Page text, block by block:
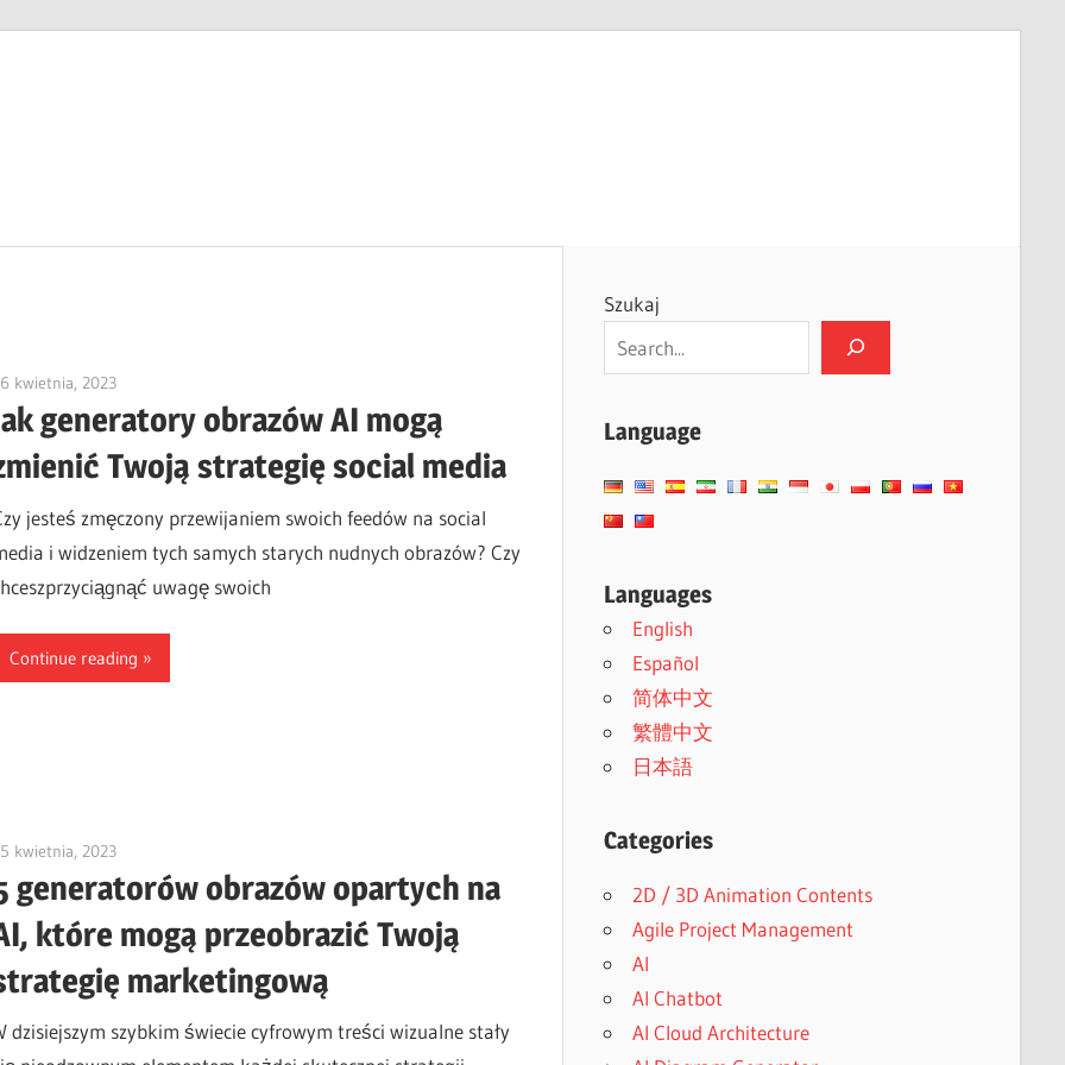
kwietnia, 2023
generatory obrazów AI mogą
Twoją strategię social media
jesteś zmęczony przewijaniem swoich feedów na social
i widzeniem tych samych starych nudnych obrazów? Czy
uwagę swoich
Continue reading
kwietnia, 2023
generatorów obrazów opartych na
które mogą przeobrazić Twoją
marketingową
dzisiejszym szybkim świecie cyfrowym treści wizualne stały
Szukaj
Language
Languages
English
Español
简体中文
繁體中文
日本語
Categories
2D / 3D Animation Contents
Agile Project Management
AI
AI Chatbot
AI Cloud Architecture